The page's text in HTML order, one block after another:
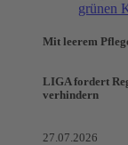
Mit leerem
LIGA fordert
verhindern
27.07.2026